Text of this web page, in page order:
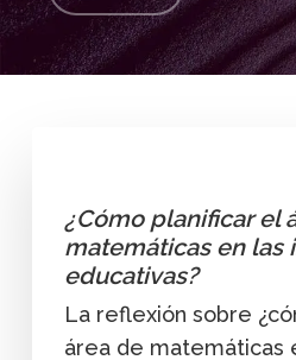
¿Cómo planificar el
matemáticas en las
educativas?
La reflexión sobre
área de matemáticas